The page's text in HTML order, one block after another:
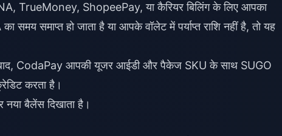
TrueMoney, ShopeePay, या कैरियर बिलिंग के लिए आपका
समाप्त हो जाता है या आपके वॉलेट में पर्याप्त राशि नहीं है, तो यह
CodaPay आपकी यूजर आईडी और पैकेज SKU के साथ SUGO
करता है।
बैलेंस दिखाता है।